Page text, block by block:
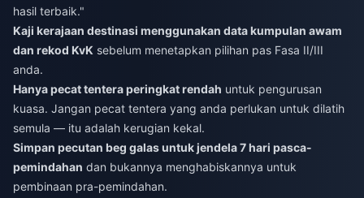
hasil terbaik."
Kaji kerajaan destinasi menggunakan data kumpulan awam
dan rekod KvK sebelum menetapkan pilihan pas Fasa II/III
anda.
Hanya pecat tentera peringkat rendah untuk pengurusan
kuasa. Jangan pecat tentera yang anda perlukan untuk dilatih
semula — itu adalah kerugian kekal.
Simpan pecutan beg galas untuk jendela 7 hari pasca-
pemindahan dan bukannya menghabiskannya untuk
pembinaan pra-pemindahan.